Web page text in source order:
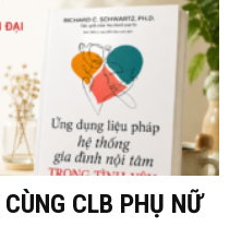
CLB PHỤ NỮ